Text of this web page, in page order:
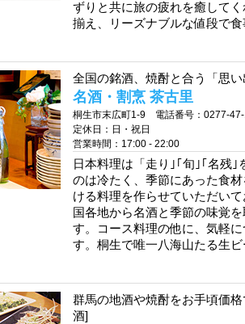
ずりと共に旅の疲れを癒して
揃え、リーズナブルな値段で
全国の銘酒、焼酎と合う「思
名酒・割烹 茶古里
桐生市末広町1-9 電話番号：0277-
定休日：日・祝日
営業時間：17:00 - 22:00
日本料理は「走り｣｢旬｣｢名残
のは冷たく、季節にあった食
ける料理を作らせていただい
国各地から名酒と季節の味覚
す。コース料理の他に、気軽
す。桐生で唯一八海山たる生
群馬の地酒や焼酎をお手頃価
酒]